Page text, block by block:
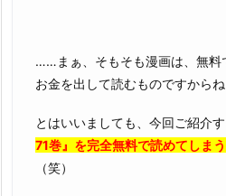
……まぁ、そもそも漫画は、無料
お金を出して読むものですからね
とはいいましても、今回ご紹介す
71巻』を完全無料で読めてしま
（笑）